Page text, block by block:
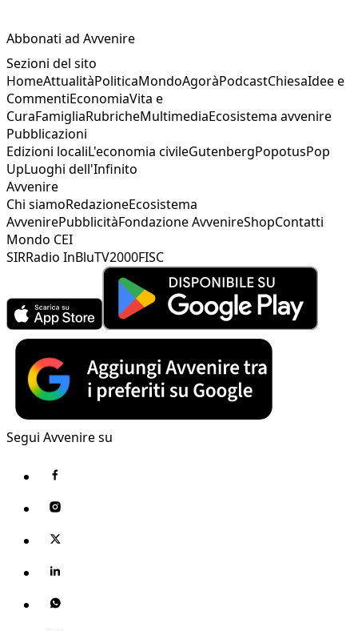
Abbonati ad Avvenire
Sezioni del sito
HomeAttualitàPoliticaMondoAgoràPodcastChiesaIdee e
CommentiEconomiaVita e
CuraFamigliaRubricheMultimediaEcosistema avvenire
Pubblicazioni
Edizioni localiL'economia civileGutenbergPopotusPop
UpLuoghi dell'Infinito
Avvenire
Chi siamoRedazioneEcosistema
AvvenirePubblicitàFondazione AvvenireShopContatti
Mondo CEI
SIRRadio InBluTV2000FISC
Segui Avvenire su